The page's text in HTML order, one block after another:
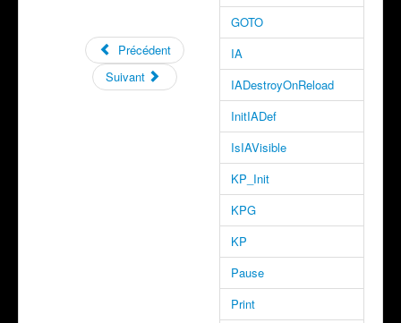
GOTO
IA
IADestroyOnReload
InitIADef
IsIAVisible
KP_Init
KPG
KP
Pause
Print
Précédent
Suivant